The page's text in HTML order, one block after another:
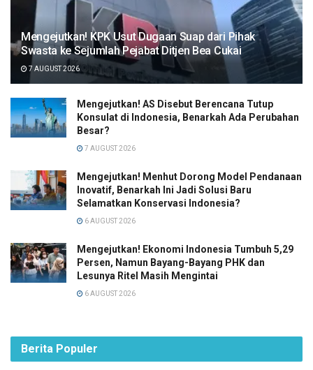
Mengejutkan! KPK Usut Dugaan Suap dari Pihak
Swasta ke Sejumlah Pejabat Ditjen Bea Cukai
7 AUGUST 2026
Mengejutkan! AS Disebut Berencana Tutup
Konsulat di Indonesia, Benarkah Ada Perubahan
Besar?
7 AUGUST 2026
Mengejutkan! Menhut Dorong Model Pendanaan
Inovatif, Benarkah Ini Jadi Solusi Baru
Selamatkan Konservasi Indonesia?
6 AUGUST 2026
Mengejutkan! Ekonomi Indonesia Tumbuh 5,29
Persen, Namun Bayang-Bayang PHK dan
Lesunya Ritel Masih Mengintai
6 AUGUST 2026
Berita Populer